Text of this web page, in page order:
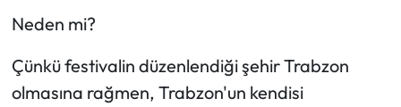
Neden mi?
Çünkü festivalin düzenlendiği şehir Trabzon
olmasına rağmen, Trabzon'un kendisi
Spor Yazıları